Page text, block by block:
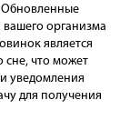
Обновленные
вашего организма
является
сне, что может
уведомления
для получения